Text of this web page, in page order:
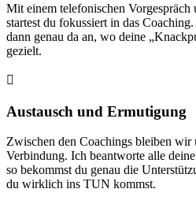
Mit einem telefonischen Vorgespräch
startest du fokussiert in das
dann genau da an, wo deine
gezielt.

Austausch und Ermutigung
Zwischen den Coachings bleiben wir
Verbindung. Ich beantworte alle
so bekommst du genau die
du wirklich ins TUN kommst.